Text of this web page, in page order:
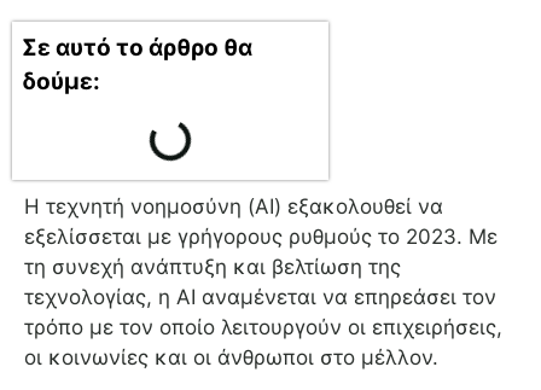
Σε αυτό το άρθρο θα
δούμε:
Η τεχνητή νοημοσύνη (AI) εξακολουθεί να
εξελίσσεται με γρήγορους ρυθμούς το 2023. Με
τη συνεχή ανάπτυξη και βελτίωση της
τεχνολογίας, η AI αναμένεται να επηρεάσει τον
τρόπο με τον οποίο λειτουργούν οι επιχειρήσεις,
οι κοινωνίες και οι άνθρωποι στο μέλλον.